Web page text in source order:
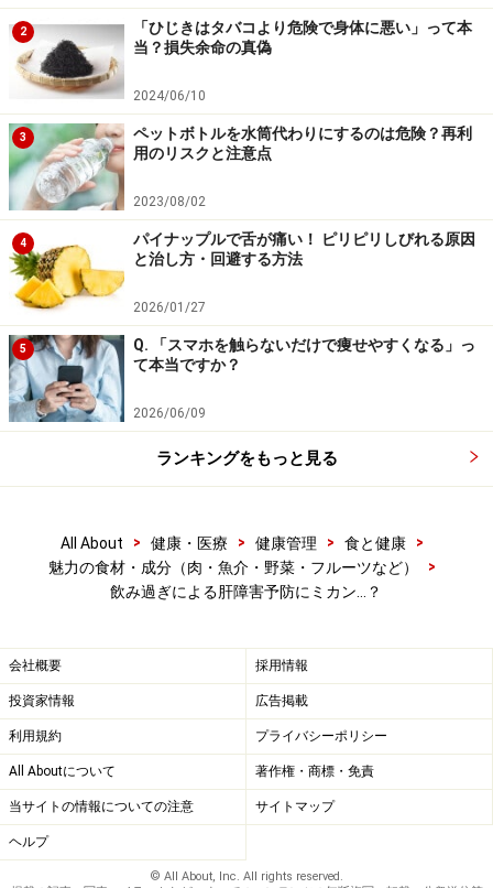
2
「ひじきはタバコより危険で身体に悪い」って本
当？損失余命の真偽
2024/06/10
3
ペットボトルを水筒代わりにするのは危険？再利
用のリスクと注意点
2023/08/02
4
パイナップルで舌が痛い！ ピリピリしびれる原因
と治し方・回避する方法
2026/01/27
5
Q. 「スマホを触らないだけで痩せやすくなる」っ
て本当ですか？
2026/06/09
ランキングをもっと見る
All About > 健康・医療 > 健康管理 > 食と健康
>
魅力の食材・成分（肉・魚介・野菜・フルーツなど）
>
飲み過ぎによる肝障害予防にミカン…？
会社概要 採用情報
投資家情報 広告掲載
利用規約 プライバシーポリシー
All Aboutについて 著作権・商標・免責
当サイトの情報についての注意 サイトマップ
ヘルプ
© All About, Inc. All rights reserved.